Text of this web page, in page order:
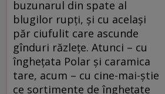
buzunarul din spate al
blugilor rupţi, şi cu acelaşi
păr ciufulit care ascunde
gînduri răzleţe. Atunci – cu
îngheţata Polar şi caramica
tare, acum – cu cine-mai-ştie
ce sortimente de îngheţate